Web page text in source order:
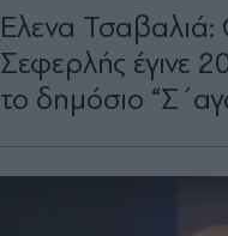
Έλενα Τσαβαλιά:
Σεφερλής έγινε
το δημόσιο